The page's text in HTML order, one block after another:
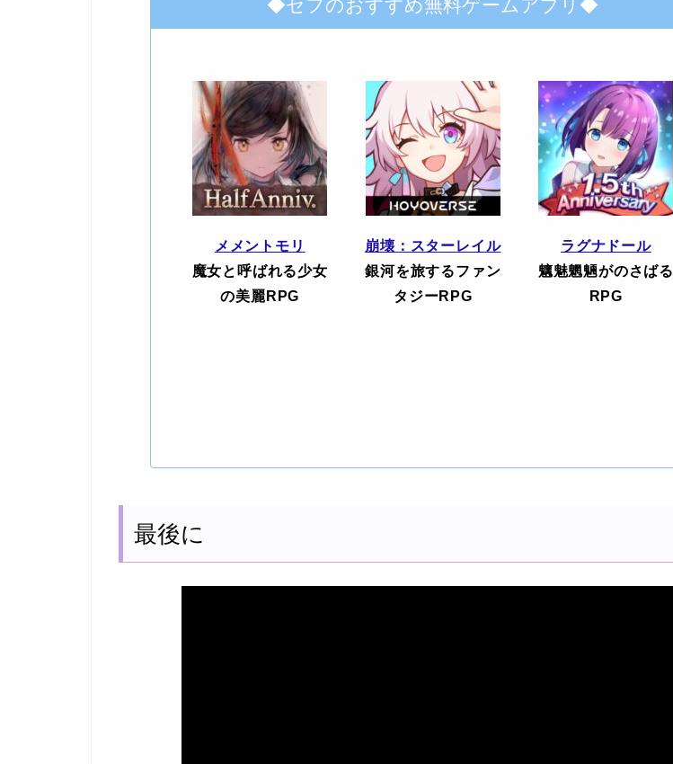
◆セフのおすすめ無料ゲームアプリ◆
メメントモリ
魔女と呼ばれる少女
の美麗RPG
崩壊：スターレイル
銀河を旅するファン
タジーRPG
ラグナドール
魑魅魍魎がのさばる
RPG
最後に